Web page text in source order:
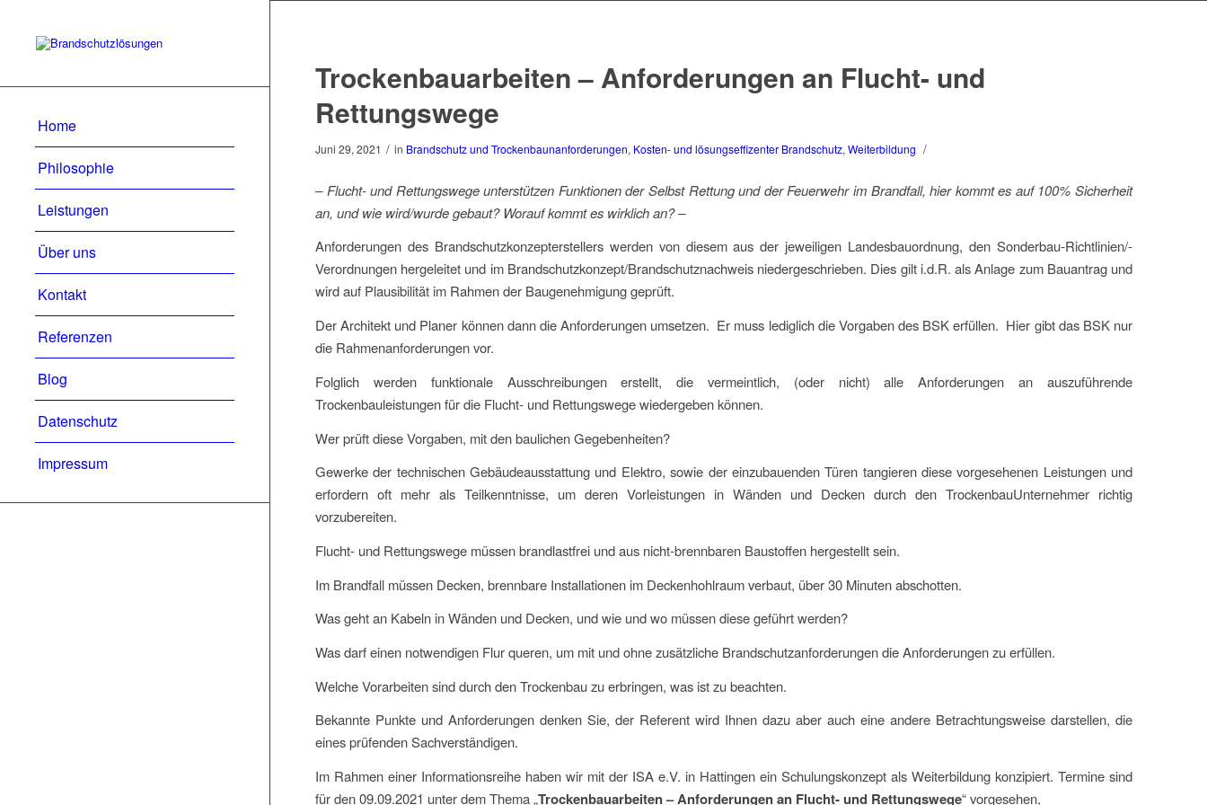
Home
Philosophie
Leistungen
Über uns
Kontakt
Referenzen
Blog
Datenschutz
Impressum
Trockenbauarbeiten – Anforderungen an Flucht- und
Rettungswege
Juni 29, 2021 / in Brandschutz und Trockenbaunanforderungen, Kosten- und lösungseffizenter Brandschutz, Weiterbildung /
– Flucht- und Rettungswege unterstützen Funktionen der Selbst Rettung und der Feuerwehr im Brandfall, hier kommt es auf 100% Sicherheit
an, und wie wird/wurde gebaut? Worauf kommt es wirklich an? –
Anforderungen des Brandschutzkonzepterstellers werden von diesem aus der jeweiligen Landesbauordnung, den Sonderbau-Richtlinien/-
Verordnungen hergeleitet und im Brandschutzkonzept/Brandschutznachweis niedergeschrieben. Dies gilt i.d.R. als Anlage zum Bauantrag und
wird auf Plausibilität im Rahmen der Baugenehmigung geprüft.
Der Architekt und Planer können dann die Anforderungen umsetzen. Er muss lediglich die Vorgaben des BSK erfüllen. Hier gibt das BSK nur
die Rahmenanforderungen vor.
Folglich werden funktionale Ausschreibungen erstellt, die vermeintlich, (oder nicht) alle Anforderungen an auszuführende
Trockenbauleistungen für die Flucht- und Rettungswege wiedergeben können.
Wer prüft diese Vorgaben, mit den baulichen Gegebenheiten?
Gewerke der technischen Gebäudeausstattung und Elektro, sowie der einzubauenden Türen tangieren diese vorgesehenen Leistungen und
erfordern oft mehr als Teilkenntnisse, um deren Vorleistungen in Wänden und Decken durch den TrockenbauUnternehmer richtig
vorzubereiten.
Flucht- und Rettungswege müssen brandlastfrei und aus nicht-brennbaren Baustoffen hergestellt sein.
Im Brandfall müssen Decken, brennbare Installationen im Deckenhohlraum verbaut, über 30 Minuten abschotten.
Was geht an Kabeln in Wänden und Decken, und wie und wo müssen diese geführt werden?
Was darf einen notwendigen Flur queren, um mit und ohne zusätzliche Brandschutzanforderungen die Anforderungen zu erfüllen.
Welche Vorarbeiten sind durch den Trockenbau zu erbringen, was ist zu beachten.
Bekannte Punkte und Anforderungen denken Sie, der Referent wird Ihnen dazu aber auch eine andere Betrachtungsweise darstellen, die
eines prüfenden Sachverständigen.
Im Rahmen einer Informationsreihe haben wir mit der ISA e.V. in Hattingen ein Schulungskonzept als Weiterbildung konzipiert. Termine sind
für den 09.09.2021 unter dem Thema „Trockenbauarbeiten – Anforderungen an Flucht- und Rettungswege“ vorgesehen,